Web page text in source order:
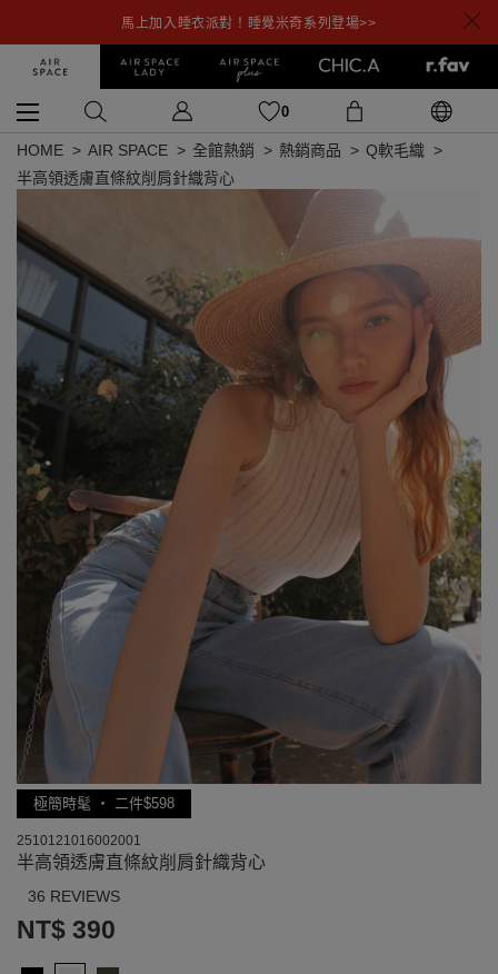
馬上加入睡衣派對！睡覺米奇系列登場>>
0
HOME AIR SPACE 全館熱銷 熱銷商品
Q軟毛織
半高領透膚直條紋削肩針織背心
極簡時髦 ‧ 二件$598
2510121016002001
半高領透膚直條紋削肩針織背心
36 REVIEWS
NT$ 390